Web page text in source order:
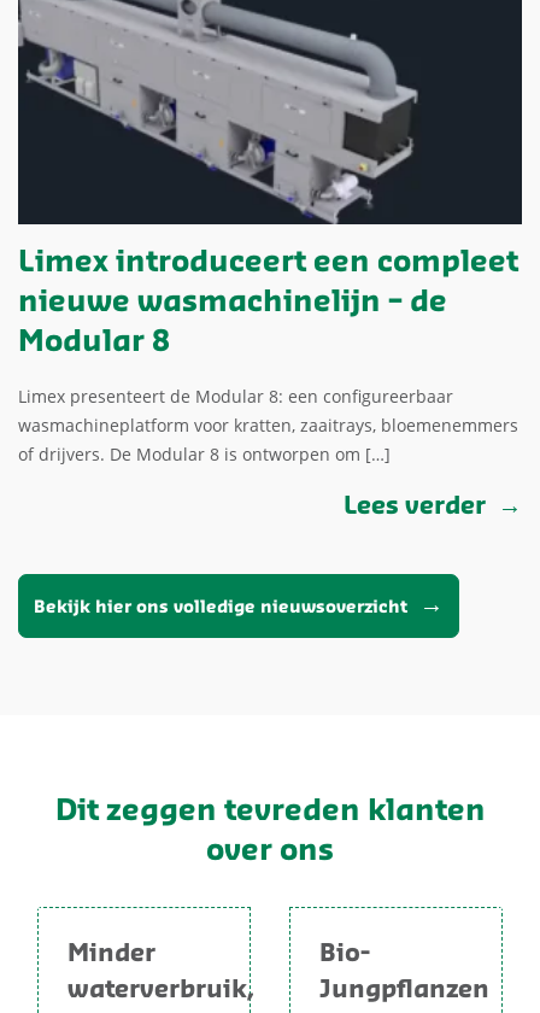
Limex introduceert een compleet
nieuwe wasmachinelijn – de
Modular 8
Limex presenteert de Modular 8: een configureerbaar
wasmachineplatform voor kratten, zaaitrays, bloemenemmers
of drijvers. De Modular 8 is ontworpen om […]
Lees verder
Bekijk hier ons volledige nieuwsoverzicht
Dit zeggen tevreden klanten
over ons
Minder
waterverbruik,
Bio-
Jungpflanzen